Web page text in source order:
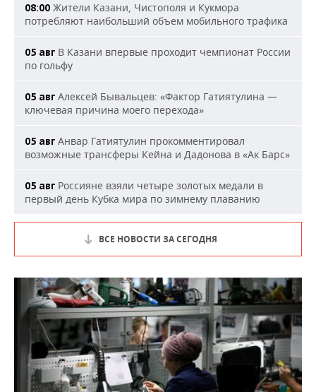
08:00 Жители Казани, Чистополя и Кукмора
потребляют наибольший объем мобильного трафика
05 авг В Казани впервые проходит чемпионат России
по гольфу
05 авг Алексей Бывальцев: «Фактор Гатиятулина —
ключевая причина моего перехода»
05 авг Анвар Гатиятулин прокомментировал
возможные трансферы Кейна и Дадонова в «Ак Барс»
05 авг Россияне взяли четыре золотых медали в
первый день Кубка мира по зимнему плаванию
ВСЕ НОВОСТИ ЗА СЕГОДНЯ